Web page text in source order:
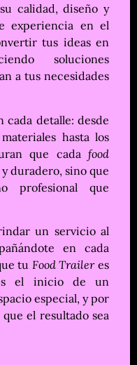
calidad, diseño y
experiencia en el
tus ideas en
soluciones
a tus necesidades
cada detalle: desde
hasta los
que cada food
duradero, sino que
profesional que
un servicio al
en cada
tu Food Traileres
el inicio de un
especial, y por
el resultado sea